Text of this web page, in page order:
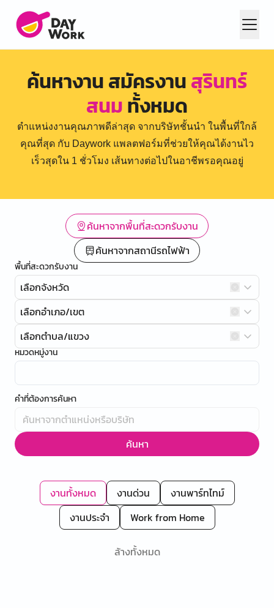
ค้นหางาน สมัครงานสุรินทร์
สนมทั้งหมด
ตำแหน่งงานคุณภาพดีล่าสุด จากบริษัทชั้นนำ ในพื้นที่ใกล้
คุณที่สุด กับ Daywork แพลตฟอร์มที่ช่วยให้คุณได้งานไว
เร็วสุดใน 1 ชั่วโมง เส้นทางต่อไปในอาชีพรอคุณอยู่
ค้นหาจากพื้นที่สะดวกรับงาน
ค้นหาจากสถานีรถไฟฟ้า
พื้นที่สะดวกรับงาน
เลือกจังหวัด
เลือกอำเภอ/เขต
เลือกตำบล/แขวง
หมวดหมู่งาน
คำที่ต้องการค้นหา
ค้นหา
งานทั้งหมด งานด่วน
งานพาร์ทไทม์
งานประจำ
Work from Home
ล้างทั้งหมด